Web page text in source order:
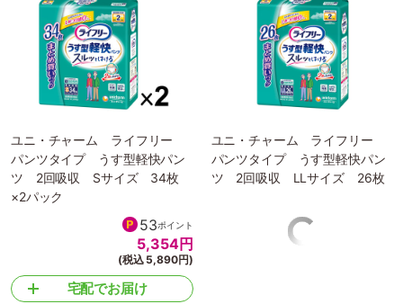
ユニ・チャーム ライフリー
パンツタイプ うす型軽快パン
ツ 2回吸収 Sサイズ 34枚
×2パック
53ポイント
5,354円
(税込 5,890円)
宅配でお届け
ユニ・チャーム ライフリー
パンツタイプ うす型軽快パン
ツ 2回吸収 LLサイズ 26枚